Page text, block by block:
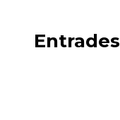
Entrades